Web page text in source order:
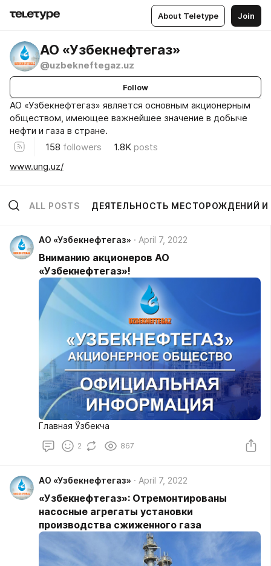
About Teletype Join
АО «Узбекнефтегаз»
@uzbekneftegaz.uz
Follow
АО «Узбекнефтегаз» является основным акционерным
обществом, имеющее важнейшее значение в добыче
нефти и газа в стране.
158 followers 1.8K posts
www.ung.uz/
ALL POSTS ДЕЯТЕЛЬНОСТЬ МЕСТОРОЖДЕНИЙ
АО «Узбекнефтегаз» April 7, 2022
Вниманию акционеров АО
«Узбекнефтегаз»!
Главная Ўзбекча
2 867
АО «Узбекнефтегаз» April 7, 2022
«Узбекнефтегаз»: Отремонтированы
насосные агрегаты установки
производства сжиженного газа